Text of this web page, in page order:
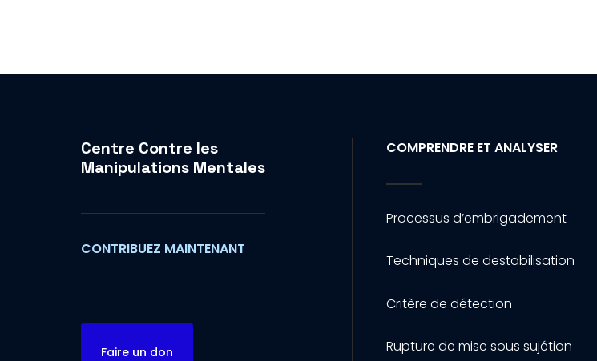
Centre Contre les
Manipulations Mentales
CONTRIBUEZ MAINTENANT
Faire un don
COMPRENDRE ET ANALYSER
Processus d’embrigadement
Techniques de destabilisation
Critère de détection
Rupture de mise sous sujétion